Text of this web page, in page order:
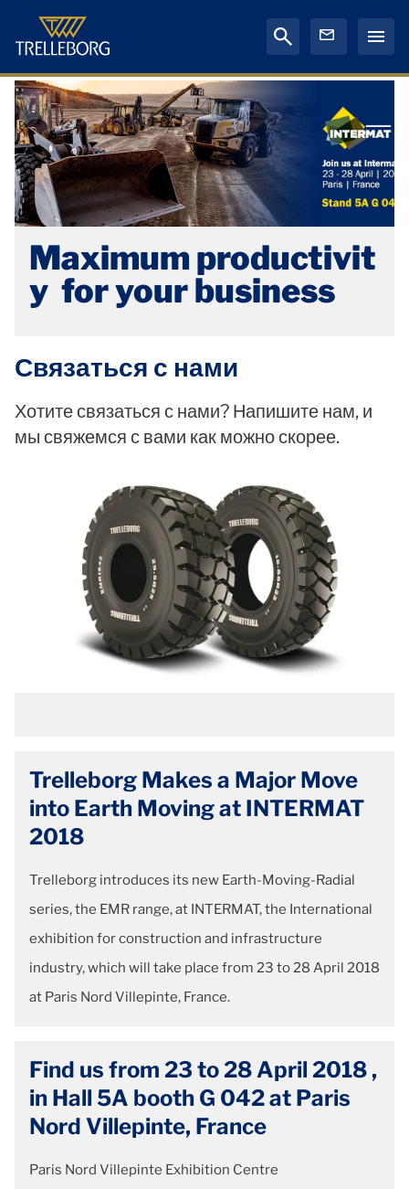
Maximum productivit
y for your business
Связаться с нами
Хотите связаться с нами? Напишите нам, и
мы свяжемся с вами как можно скорее.
Trelleborg Makes a Major Move
into Earth Moving at INTERMAT
2018
Trelleborg introduces its new Earth-Moving-Radial
series, the EMR range, at INTERMAT, the International
exhibition for construction and infrastructure
industry, which will take place from 23 to 28 April 2018
at Paris Nord Villepinte, France.
Find us from 23 to 28 April 2018 ,
in Hall 5A booth G 042 at Paris
Nord Villepinte, France
Paris Nord Villepinte Exhibition Centre